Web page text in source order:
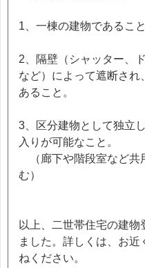
1、一棟の建物であること
2、隔壁（シャッター、
など）によって遮断さ
あること。
3、区分建物として独立
入りが可能なこと。
（廊下や階段室など共
む）
以上、二世帯住宅の建
ました。詳しくは、お
ねください。